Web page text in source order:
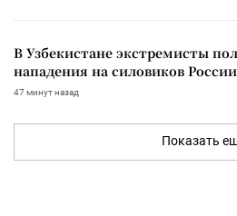
В Узбекистане экстремисты
нападения на силовиков России
47 минут назад
Показать